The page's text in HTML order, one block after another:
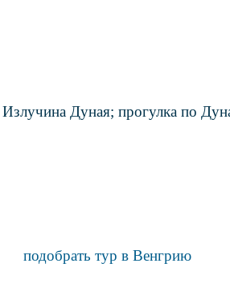
Дуная; прогулка по
подобрать тур в Венгрию